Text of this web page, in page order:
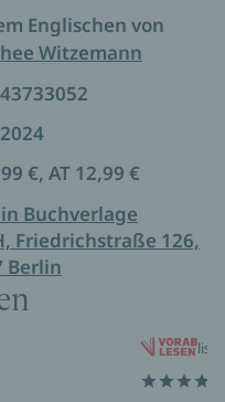
Englischen von
Witzemann
€, AT 12,99 €
Buchverlage
Friedrichstraße 126,
Berlin